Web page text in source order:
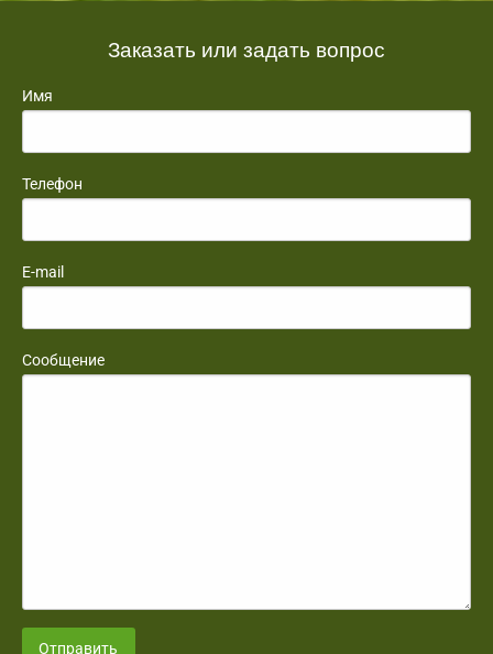
Заказать или задать вопрос
Имя
Телефон
E-mail
Сообщение
Отправить